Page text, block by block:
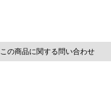
この商品に関する問い合わせ